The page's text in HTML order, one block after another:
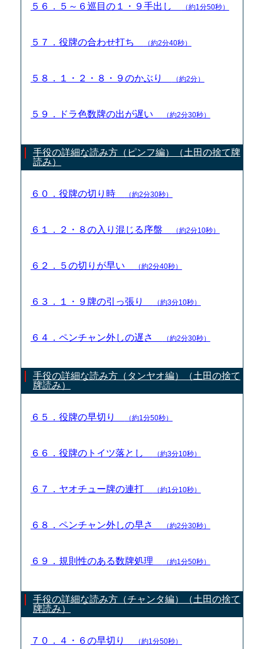
５６．５～６巡目の１・９手出し （約1分50秒）
５７．役牌の合わせ打ち （約2分40秒）
５８．１・２・８・９のかぶり （約2分）
５９．ドラ色数牌の出が遅い （約2分30秒）
手役の詳細な読み方（ピンフ編）（土田の捨て牌
読み）
６０．役牌の切り時 （約2分30秒）
６１．２・８の入り混じる序盤 （約2分10秒）
６２．５の切りが早い （約2分40秒）
６３．１・９牌の引っ張り （約3分10秒）
６４．ペンチャン外しの遅さ （約2分30秒）
手役の詳細な読み方（タンヤオ編）（土田の捨て
牌読み）
６５．役牌の早切り （約1分50秒）
６６．役牌のトイツ落とし （約3分10秒）
６７．ヤオチュー牌の連打 （約1分10秒）
６８．ペンチャン外しの早さ （約2分30秒）
６９．規則性のある数牌処理 （約1分50秒）
手役の詳細な読み方（チャンタ編）（土田の捨て
牌読み）
７０．４・６の早切り （約1分50秒）